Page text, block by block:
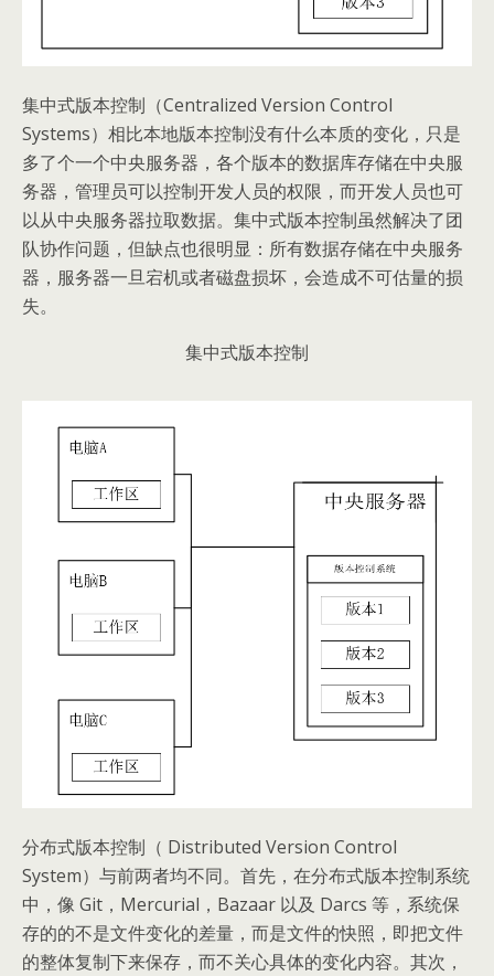
集中式版本控制（Centralized Version Control
Systems）相比本地版本控制没有什么本质的变化，只是
多了个一个中央服务器，各个版本的数据库存储在中央服
务器，管理员可以控制开发人员的权限，而开发人员也可
以从中央服务器拉取数据。集中式版本控制虽然解决了团
队协作问题，但缺点也很明显：所有数据存储在中央服务
器，服务器一旦宕机或者磁盘损坏，会造成不可估量的损
失。
集中式版本控制
分布式版本控制（ Distributed Version Control
System）与前两者均不同。首先，在分布式版本控制系统
中，像 Git，Mercurial，Bazaar 以及 Darcs 等，系统保
存的的不是文件变化的差量，而是文件的快照，即把文件
的整体复制下来保存，而不关心具体的变化内容。其次，